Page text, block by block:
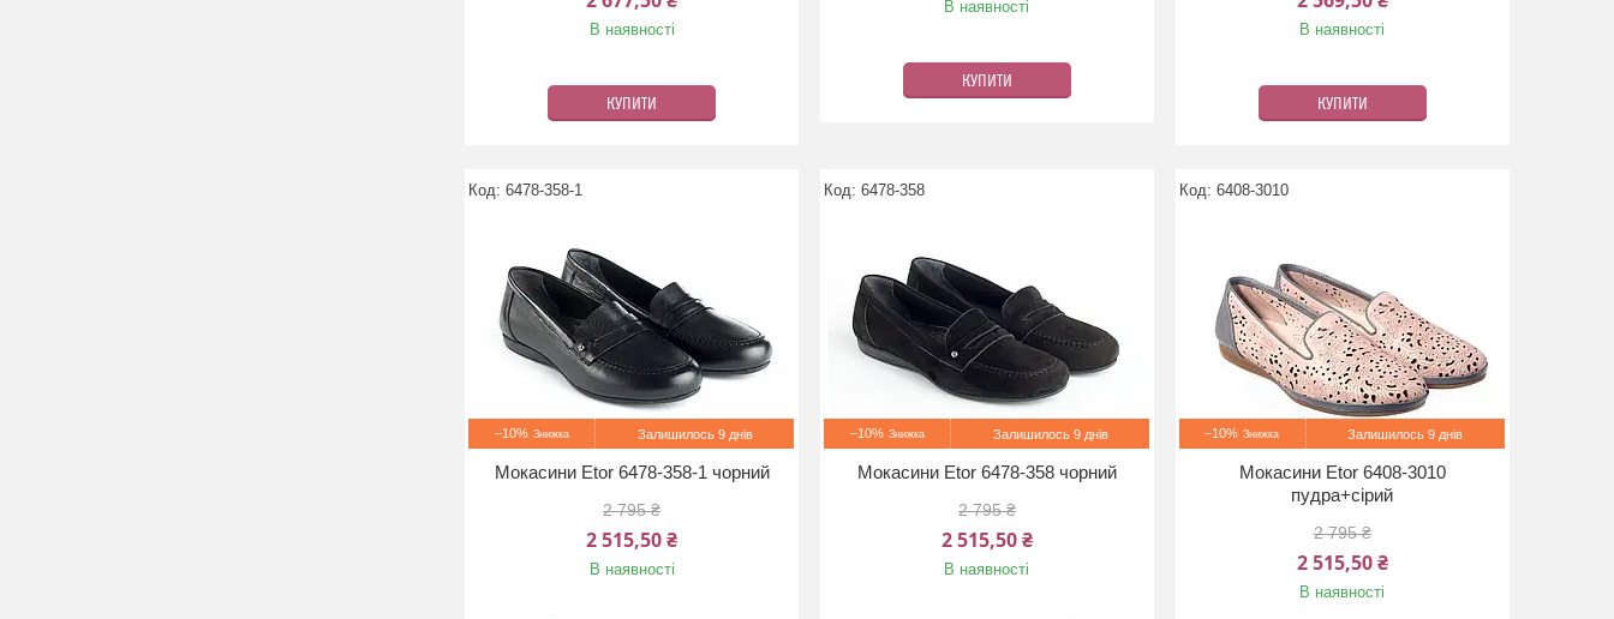
В наявності
КУПИТИ
В наявності
КУПИТИ
В наявності
КУПИТИ
6478-358-1
–10% Залишилось 9 днів
Мокасини Etor 6478-358-1 чорний
2 795 ₴
2 515,50 ₴
В наявності
6478-358
–10% Залишилось 9 днів
Мокасини Etor 6478-358 чорний
2 795 ₴
2 515,50 ₴
В наявності
6408-3010
–10% Залишилось 9 днів
Мокасини Etor 6408-3010
пудра+сірий
2 795 ₴
2 515,50 ₴
В наявності